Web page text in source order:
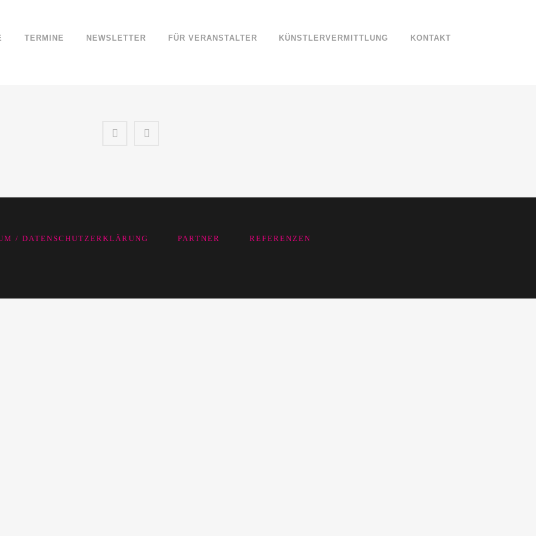
TERMINE NEWSLETTER FÜR VERANSTALTER KÜNSTLERVERMITTLUNG KONTAKT
/ DATENSCHUTZERKLÄRUNG PARTNER REFERENZEN